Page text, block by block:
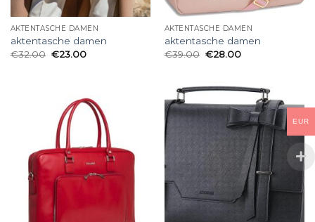
AKTENTASCHE DAMEN
aktentasche damen
€32.00 €23.00
AKTENTASCHE DAMEN
aktentasche damen
€39.00 €28.00
EUR